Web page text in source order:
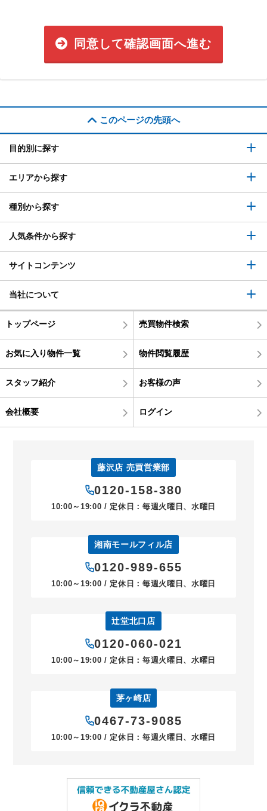
同意して確認画面へ進む
このページの先頭へ
目的別に探す
エリアから探す
種別から探す
人気条件から探す
サイトコンテンツ
当社について
トップページ 売買物件検索
お気に入り物件一覧 物件閲覧履歴
スタッフ紹介 お客様の声
会社概要 ログイン
藤沢店 売買営業部
0120-158-380
10:00～19:00 / 定休日：毎週火曜日、水曜日
湘南モールフィル店
0120-989-655
10:00～19:00 / 定休日：毎週火曜日、水曜日
辻堂北口店
0120-060-021
10:00～19:00 / 定休日：毎週火曜日、水曜日
茅ヶ崎店
0467-73-9085
10:00～19:00 / 定休日：毎週火曜日、水曜日